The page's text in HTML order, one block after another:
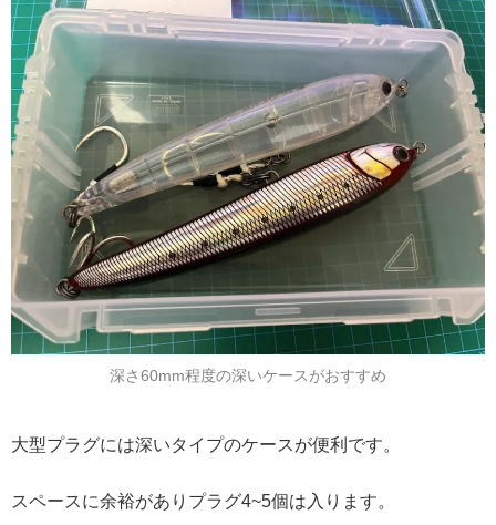
深さ60mm程度の深いケースがおすすめ
大型プラグには深いタイプのケースが便利です。
スペースに余裕がありプラグ4~5個は入ります。